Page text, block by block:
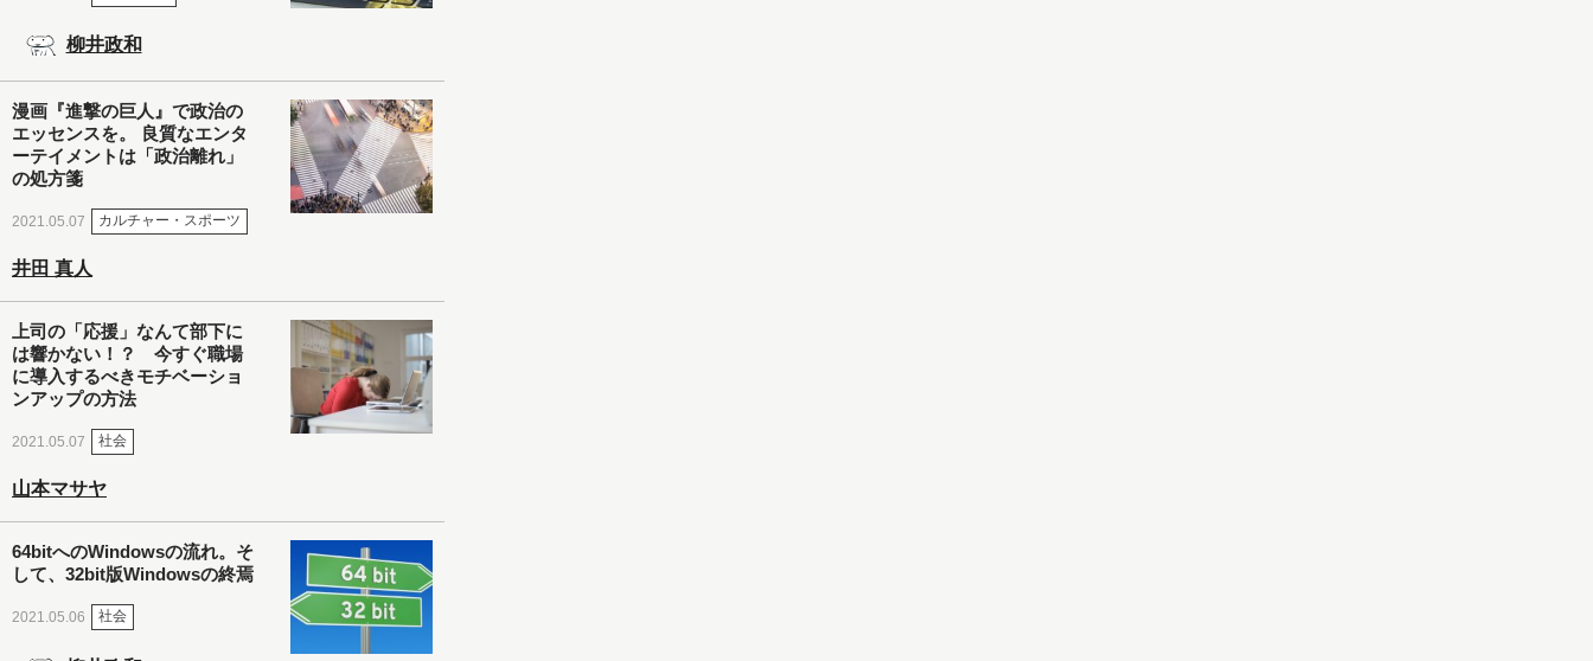
柳井政和
漫画『進撃の巨人』で政治の
エッセンスを。 良質なエンタ
ーテイメントは「政治離れ」
の処方箋
2021.05.07 カルチャー・スポーツ
井田 真人
上司の「応援」なんて部下に
は響かない！？ 今すぐ職場
に導入するべきモチベーショ
ンアップの方法
2021.05.07 社会
山本マサヤ
64bitへのWindowsの流れ。そ
して、32bit版Windowsの終焉
2021.05.06 社会